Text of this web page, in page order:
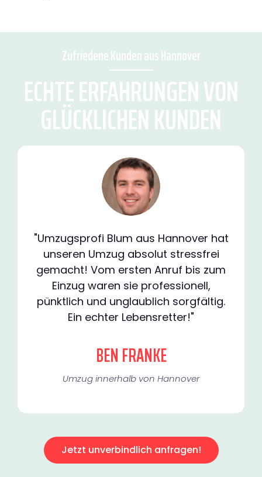
Zufriedene Kunden aus Hannover
ECHTE ERFAHRUNGEN VON
GLÜCKLICHEN KUNDEN
"Umzugsprofi Blum aus Hannover hat
unseren Umzug absolut stressfrei
gemacht! Vom ersten Anruf bis zum
Einzug waren sie professionell,
pünktlich und unglaublich sorgfältig.
Ein echter Lebensretter!"
BEN FRANKE
Umzug innerhalb von Hannover​
Jetzt unverbindlich anfragen!